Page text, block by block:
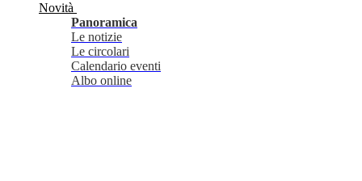
Novità
Panoramica
Le notizie
Le circolari
Calendario eventi
Albo online